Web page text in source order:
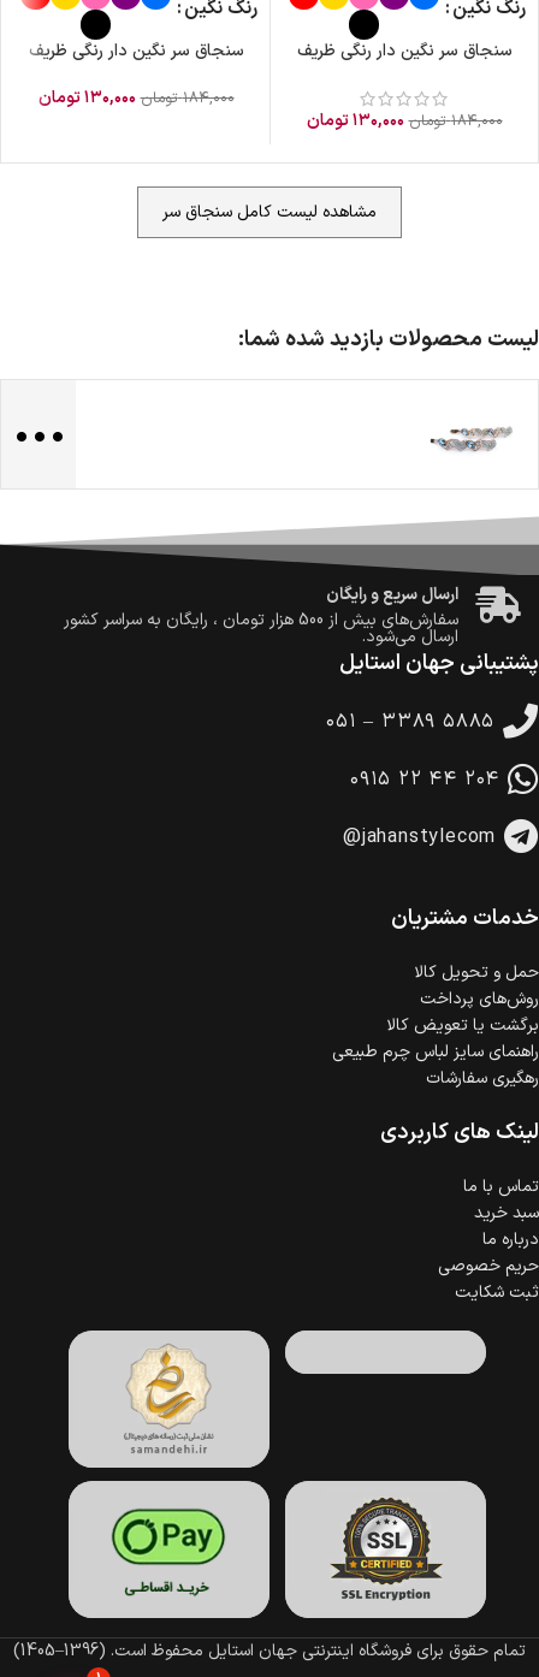
رنگ نگین
سنجاق سر نگین دار رنگی ظریف
۱۸۴,۰۰۰ تومان ۱۳۰,۰۰۰تومان
رنگ نگین
سنجاق سر نگین دار رنگی ظریف
۱۸۴,۰۰۰ تومان ۱۳۰,۰۰۰تومان
مشاهده لیست کامل سنجاق سر
لیست محصولات بازدید شده شما:
...
ضمانت اصالت کالا
گارانتی معتبر برای تمامی محصولات ارائه می‌شود.
ارسال سریع و رایگان
سفارش‌های بیش از 500 هزار تومان ، رایگان به سراسر کشور
ارسال می‌شود.
ضمانت بازگشت کالا
در هنگام خرید محصول، امکان انتخاب پرداخت در محل
وجود دارد.
خرید اقساطی با شرایط آسان و بدون ضامن امکان‌پذیر
است.
گارانتی معتبر برای تمامی محصولات ارائه می‌شود.
پشتیبانی جهان استایل
۰۵۱ – ۳۳۸۹ ۵۸۸۵
۰۹۱۵ ۲۲ ۴۴ ۲۰۴
@jahanstylecom
خدمات مشتریان
حمل‌ و تحویل کالا
روش‌های پرداخت
برگشت یا تعویض کالا
راهنمای سایز لباس چرم طبیعی
رهگیری سفارشات
لینک های کاربردی
تماس با ما
سبد خرید
درباره ما
حریم خصوصی
ثبت شکایت
تمام حقوق برای فروشگاه اینترنتی جهان استایل محفوظ است. (1396–1405)